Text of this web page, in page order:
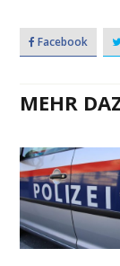
Facebook
MEHR